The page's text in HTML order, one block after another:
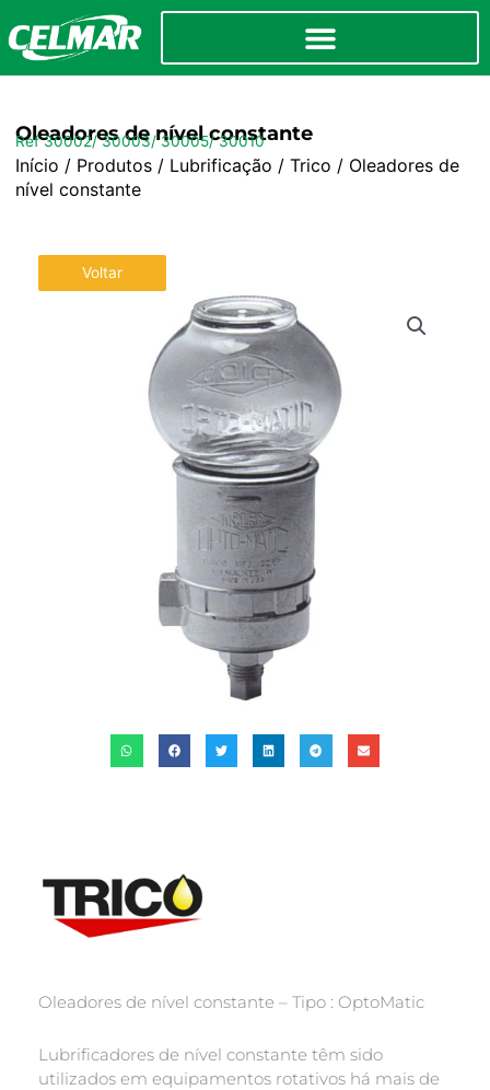
Oleadores de nível constante
Ref 30002/ 30003/ 30005/ 30010
Início / Produtos/ Lubrificação / Trico / Oleadores de
nível constante
Voltar
Oleadores de nível constante – Tipo : OptoMatic
Lubrificadores de nível constante têm sido
utilizados em equipamentos rotativos há mais de